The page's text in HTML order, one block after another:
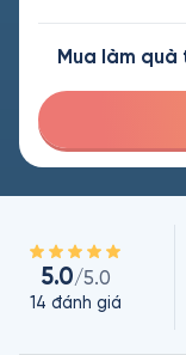
Mua làm quà
5.0/5.0
14 đánh giá